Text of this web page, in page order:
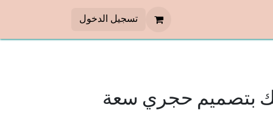
تسجيل الدخول
بتصميم حجري سعة